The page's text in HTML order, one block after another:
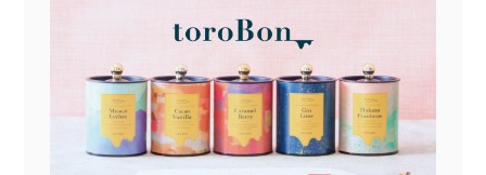
季節限定
価格別